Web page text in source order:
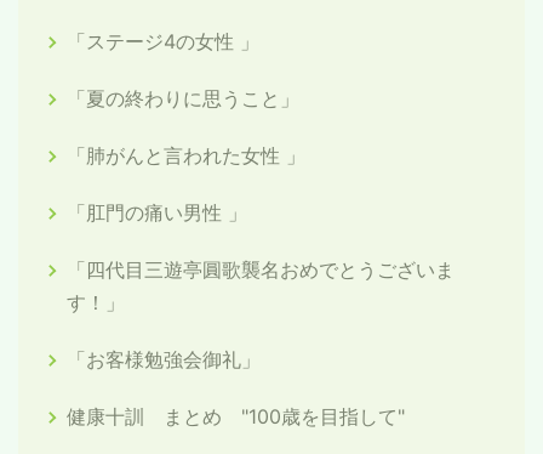
「ステージ4の女性 」
「夏の終わりに思うこと」
「肺がんと言われた女性 」
「肛門の痛い男性 」
「四代目三遊亭圓歌襲名おめでとうございま
す！」
「お客様勉強会御礼」
健康十訓 まとめ "100歳を目指して"